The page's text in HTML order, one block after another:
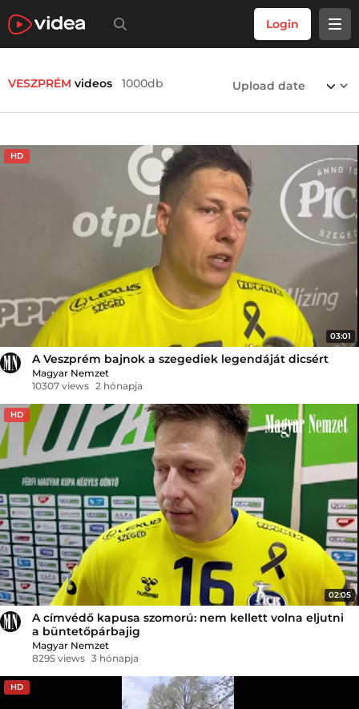
Login
VESZPRÉM videos 1000db
HD
03:01
A Veszprém bajnok a szegediek legendáját dicsért
Magyar Nemzet
10307 views 2 hónapja
HD
02:05
A címvédő kapusa szomorú: nem kellett volna eljutni
a büntetőpárbajig
Magyar Nemzet
8295 views 3 hónapja
HD